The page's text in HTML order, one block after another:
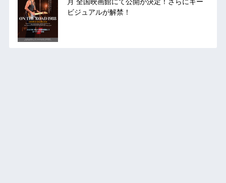
ビジュアルが解禁！